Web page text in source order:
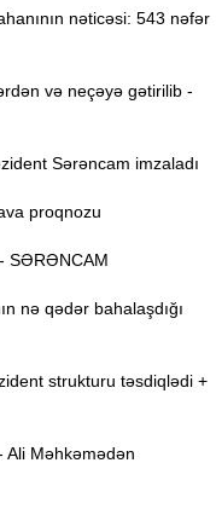
nəticəsi: 543 nəfər
və neçəyə gətirilib -
Sərəncam imzaladı
proqnozu
SƏRƏNCAM
nə qədər bahalaşdığı
strukturu təsdiqlədi +
Ali Məhkəmədən